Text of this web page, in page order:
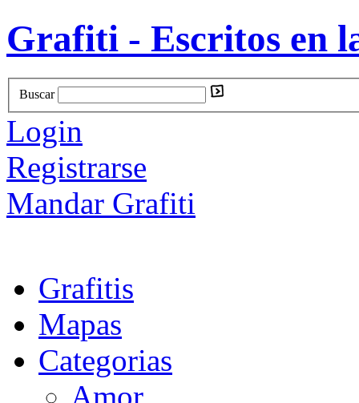
Grafiti - Escritos en
Buscar
Login
Registrarse
Mandar Grafiti
Grafitis
Mapas
Categorias